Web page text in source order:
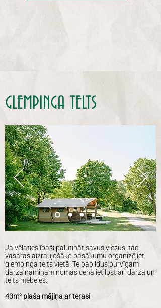
GLEMPINGA TELTS
Ja vēlaties īpaši palutināt savus viesus, tad
vasaras aizraujošāko pasākumu organizējiet
glempinga telts vietā! Te papildus burvīgam
dārza namiņam nomas cenā ietilpst arī dārza un
telts mēbeles.
43m² plaša mājiņa ar terasi